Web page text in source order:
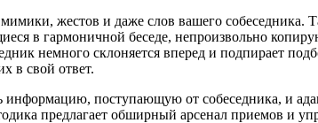
жестов и даже слов вашего собеседника.
в гармоничной беседе, непроизвольно
немного склоняется вперед и подпирает
в свой ответ.
поступающую от собеседника, и
предлагает обширный арсенал приемов и